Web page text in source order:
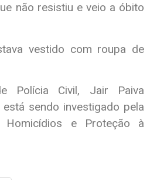
não resistiu e veio a óbito
vestido com roupa de
Polícia Civil, Jair Paiva
sendo investigado pela
Homicídios e Proteção à